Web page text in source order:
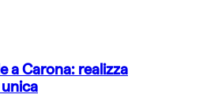
a Carona: realizza